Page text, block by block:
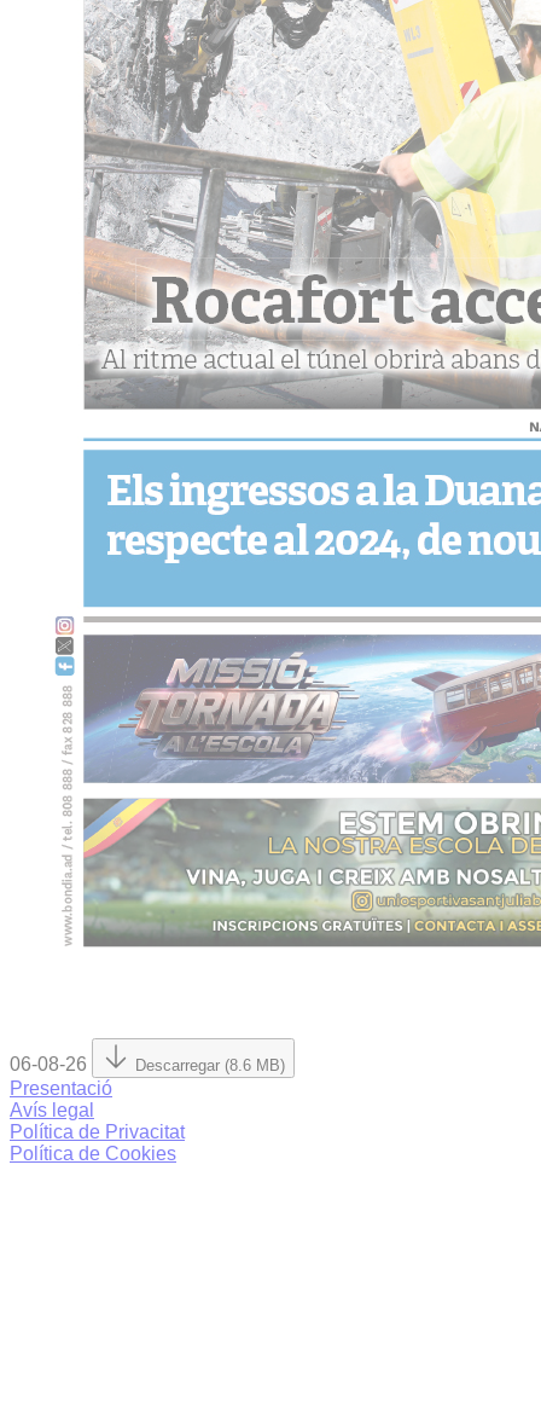
06-08-26 Descarregar (8.6 MB)
Presentació
Avís legal
Política de Privacitat
Política de Cookies